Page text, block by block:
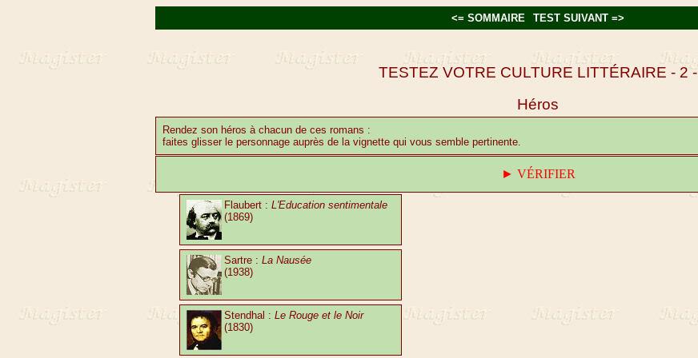
<= SOMMAIRE TEST SUIVANT =>
TESTEZ VOTRE CULTURE LITTÉRAIRE - 2 -
Héros
Rendez son héros à chacun de ces romans :
faites glisser le personnage auprès de la vignette qui vous semble pertinente.
► VÉRIFIER
Flaubert : L'Education sentimentale
(1869)
Sartre : La Nausée
(1938)
Stendhal : Le Rouge et le Noir
(1830)